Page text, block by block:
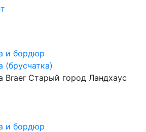
и бордюр
(брусчатка)
Braer Старый город Ландхаус
и бордюр